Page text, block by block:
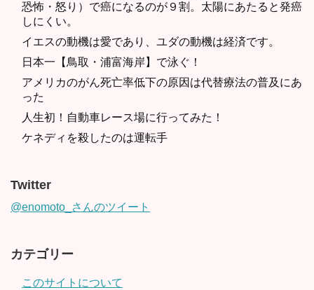
恐怖・怒り）で癌になるのが９割。太陽にあたると発癌
しにくい。
イエスの動機は愛であり、ユダの動機は経済です。
日本一【鳥取・浦富海岸】で泳ぐ！
アメリカのがん死亡率低下の原因は代替療法の普及にあ
った
人生初！自動車レース場に行ってみた！
ケネディを殺したのは運転手
Twitter
@enomoto_さんのツイート
カテゴリー
このサイトについて